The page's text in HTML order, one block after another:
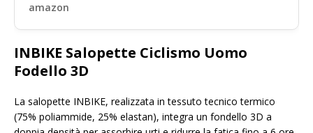
amazon
INBIKE Salopette Ciclismo Uomo
Fodello 3D
La salopette INBIKE, realizzata in tessuto tecnico termico
(75% poliammide, 25% elastan), integra un fondello 3D a